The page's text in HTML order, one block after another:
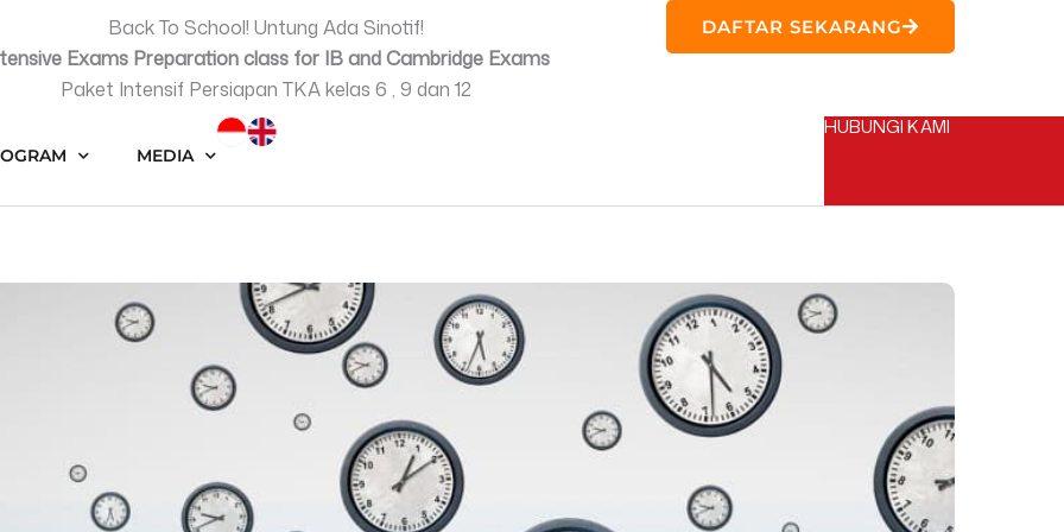
Back To School! Untung Ada Sinotif!
Exams Preparation class for IB and Cambridge Exams
Paket Intensif Persiapan TKA kelas 6 , 9 dan 12
DAFTAR SEKARANG
MEDIA
HUBUNGI KAMI